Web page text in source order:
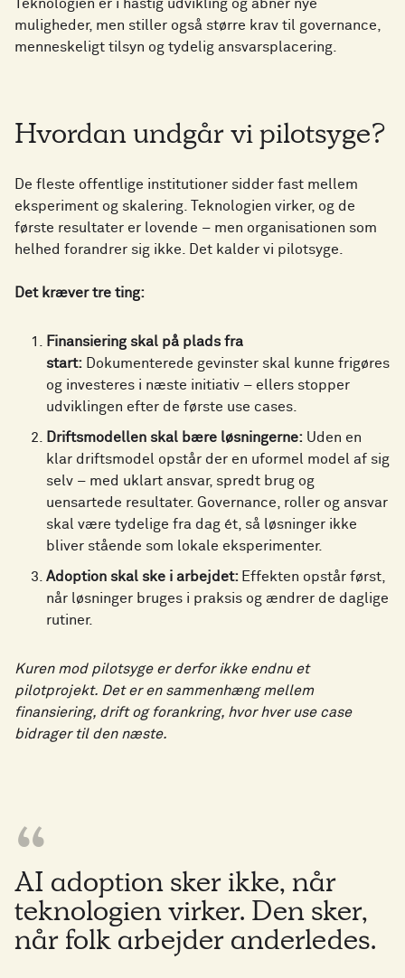
Teknologien er i hastig udvikling og åbner nye
muligheder, men stiller også større krav til governance,
menneskeligt tilsyn og tydelig ansvarsplacering.
Hvordan undgår vi pilotsyge?
De fleste offentlige institutioner sidder fast mellem
eksperiment og skalering. Teknologien virker, og de
første resultater er lovende – men organisationen som
helhed forandrer sig ikke. Det kalder vi pilotsyge.
Det kræver tre ting:
Finansiering skal på plads fra
start:
Dokumenterede gevinster skal kunne frigøres
og investeres i næste initiativ – ellers stopper
udviklingen efter de første use cases.
Driftsmodellen skal bære løsningerne: Uden en
klar driftsmodel opstår der en uformel model af sig
selv – med uklart ansvar, spredt brug og
uensartede resultater. Governance, roller og ansvar
skal være tydelige fra dag ét, så løsninger ikke
bliver stående som lokale eksperimenter.
Adoption skal ske i arbejdet: Effekten opstår først,
når løsninger bruges i praksis og ændrer de daglige
rutiner.
Kuren mod pilotsyge er derfor ikke endnu et
pilotprojekt. Det er en sammenhæng mellem
finansiering, drift og forankring, hvor hver use case
bidrager til den næste.
AI adoption sker ikke, når
teknologien virker. Den sker,
når folk arbejder anderledes.